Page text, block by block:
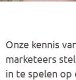
Onze kennis
marketeers
in te spelen op